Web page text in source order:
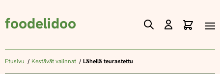
foodelidoo
Skip
Content
Etusivu Kestävät valinnat Lähellä teurastettu